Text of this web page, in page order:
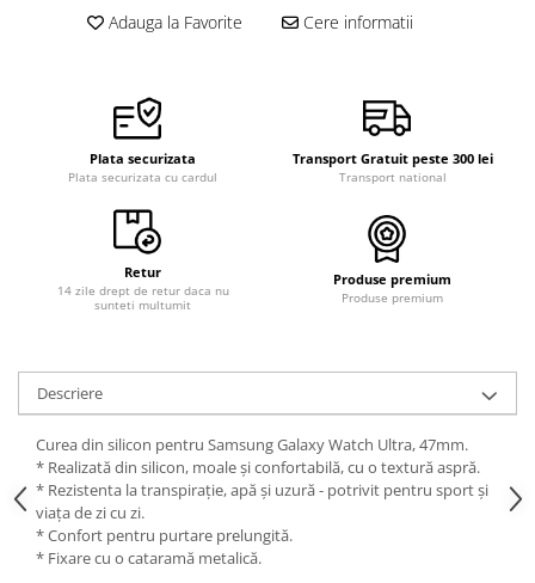
Curele Casio
Curele metalice
Curele militare
Curele piele
Curele Samsung Watch
Curele textile
Ciocane Miniatura
Curatare Bijuterii
Dispozitive Bratari
Dispozitive Inele
Adauga la Favorite Cere informatii
Plata securizata
Plata securizata cu cardul
Transport Gratuit peste 300 lei
Transport national
Retur
14 zile drept de retur daca nu
sunteti multumit
Produse premium
Produse premium
Descriere
Curea din silicon pentru Samsung Galaxy Watch Ultra, 47mm.
* Realizată din silicon, moale și confortabilă, cu o textură aspră.
* Rezistenta la transpirație, apă și uzură - potrivit pentru sport și
viața de zi cu zi.
* Confort pentru purtare prelungită.
* Fixare cu o cataramă metalică.